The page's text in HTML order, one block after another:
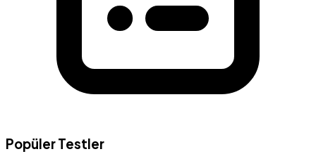
Popüler Testler